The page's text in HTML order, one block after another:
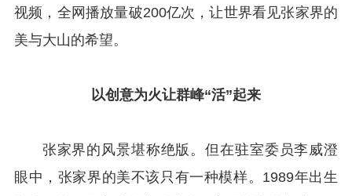
视频，全网播放量破200亿次，让世界看见张家界的
美与大山的希望。
以创意为火让群峰“活”起来
张家界的风景堪称绝版。但在驻室委员李威澄
眼中，张家界的美不该只有一种模样。1989年出生